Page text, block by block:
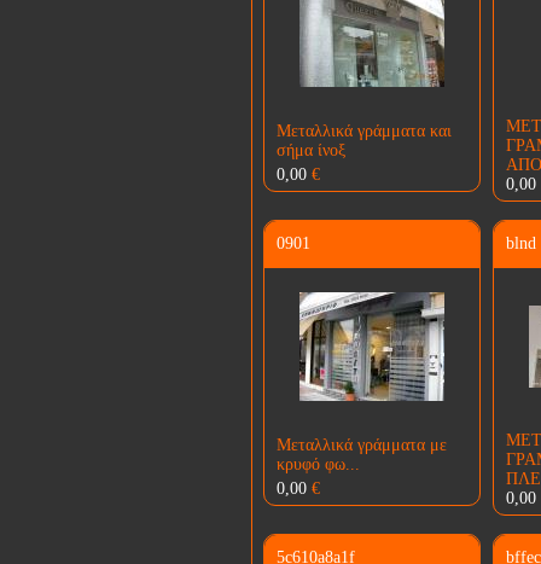
Μεταλλικά γράμματα και
σήμα ίνοξ
0,00 €
0,00
0901
Μεταλλικά γράμματα με
κρυφό φω...
0,00 €
blnd
0,00
5c610a8a1f